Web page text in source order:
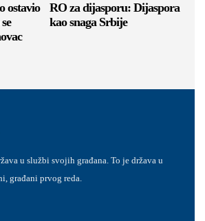
ostavio
RO za dijasporu: Dijaspora
kao snaga Srbije
u službi svojih građana. To je država u
građani prvog reda.